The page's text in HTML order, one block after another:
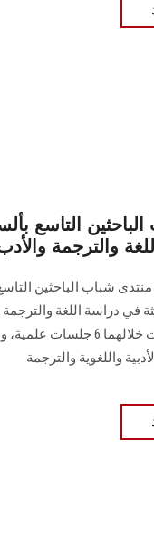
التاسع
والترجمة
شباب الباحثين
في دراسة اللغة
مدار يومين عقدت
واللغوية والترجمة